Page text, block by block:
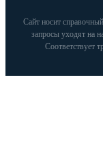
Сайт носит
запросы уходят на
Соответствует